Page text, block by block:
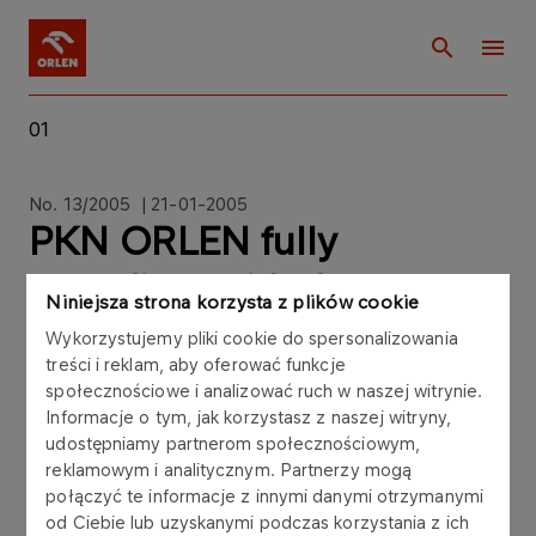
Niniejsza strona korzysta z plików cookie
Wykorzystujemy pliki cookie do spersonalizowania
treści i reklam, aby oferować funkcje
społecznościowe i analizować ruch w naszej witrynie.
Informacje o tym, jak korzystasz z naszej witryny,
udostępniamy partnerom społecznościowym,
reklamowym i analitycznym. Partnerzy mogą
połączyć te informacje z innymi danymi otrzymanymi
od Ciebie lub uzyskanymi podczas korzystania z ich
01
No. 13/2005 | 21-01-2005
PKN ORLEN fully
compliant with the
corporate governance
principles
PKN ORLEN fully compliant with the corporate